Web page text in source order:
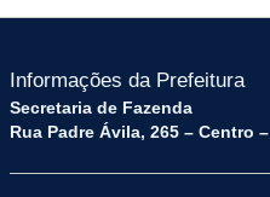
Informações da Prefeitura
Secretaria de Fazenda
Rua Padre Ávila, 265 – Centro